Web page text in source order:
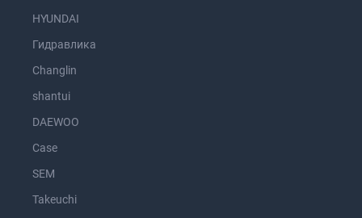
HYUNDAI
Гидравлика
Changlin
shantui
DAEWOO
Case
SEM
Takeuchi